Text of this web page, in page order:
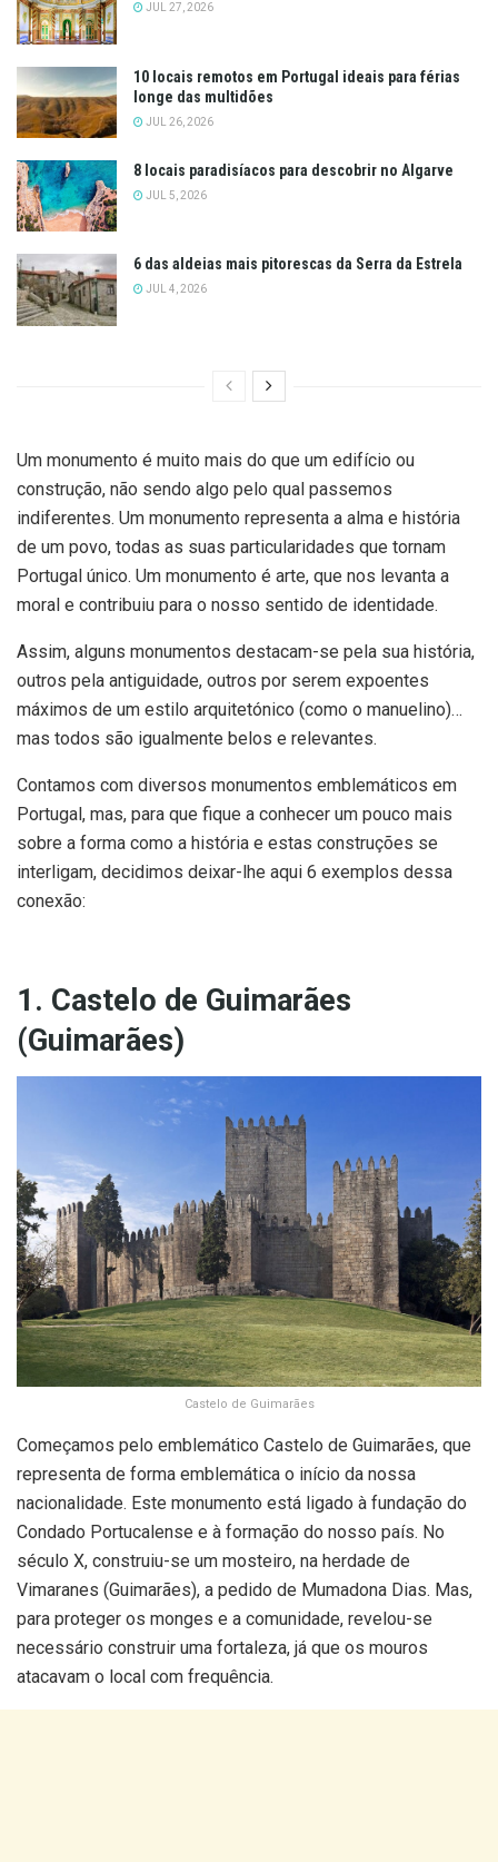
JUL 27, 2026
10 locais remotos em Portugal ideais para férias
longe das multidões
JUL 26, 2026
8 locais paradisíacos para descobrir no Algarve
JUL 5, 2026
6 das aldeias mais pitorescas da Serra da Estrela
JUL 4, 2026
Um monumento é muito mais do que um edifício ou
construção, não sendo algo pelo qual passemos
indiferentes. Um monumento representa a alma e história
de um povo, todas as suas particularidades que tornam
Portugal único. Um monumento é arte, que nos levanta a
moral e contribuiu para o nosso sentido de identidade.
Assim, alguns monumentos destacam-se pela sua história,
outros pela antiguidade, outros por serem expoentes
máximos de um estilo arquitetónico (como o manuelino)…
mas todos são igualmente belos e relevantes.
Contamos com diversos monumentos emblemáticos em
Portugal, mas, para que fique a conhecer um pouco mais
sobre a forma como a história e estas construções se
interligam, decidimos deixar-lhe aqui 6 exemplos dessa
conexão:
1. Castelo de Guimarães
(Guimarães)
Castelo de Guimarães
Começamos pelo emblemático Castelo de Guimarães, que
representa de forma emblemática o início da nossa
nacionalidade. Este monumento está ligado à fundação do
Condado Portucalense e à formação do nosso país. No
século X, construiu-se um mosteiro, na herdade de
Vimaranes (Guimarães), a pedido de Mumadona Dias. Mas,
para proteger os monges e a comunidade, revelou-se
necessário construir uma fortaleza, já que os mouros
atacavam o local com frequência.